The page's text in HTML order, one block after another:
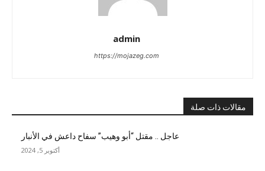
admin
https://mojazeg.com
مقالات ذات صلة
عاجل .. مقتل “أبو وهيب” سفاح داعش في الأنبار
أكتوبر 5, 2024